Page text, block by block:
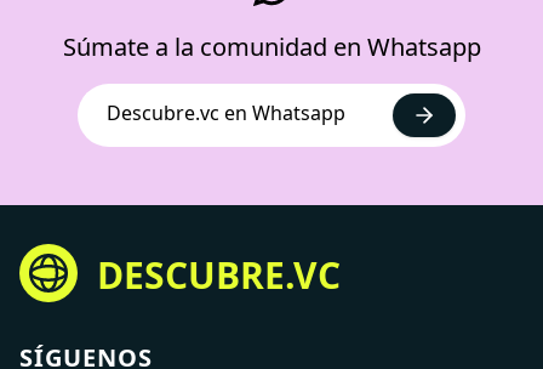
Súmate a la comunidad en Whatsapp
Descubre.vc en Whatsapp
DESCUBRE.VC
SÍGUENOS